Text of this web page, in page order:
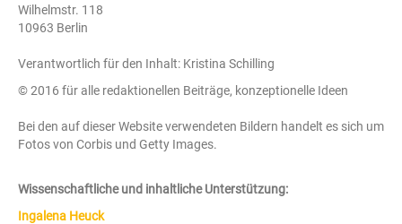
Wilhelmstr. 118
10963 Berlin
Verantwortlich für den Inhalt: Kristina Schilling
© 2016 für alle redaktionellen Beiträge, konzeptionelle Ideen
Bei den auf dieser Website verwendeten Bildern handelt es sich um
Fotos von Corbis und Getty Images.
Wissenschaftliche und inhaltliche Unterstützung:
Ingalena Heuck